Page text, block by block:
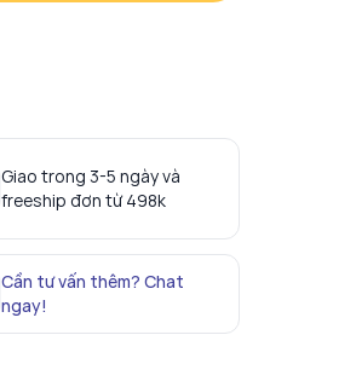
Giao trong 3-5 ngày và
freeship đơn từ 498k
Cần tư vấn thêm? Chat
ngay!